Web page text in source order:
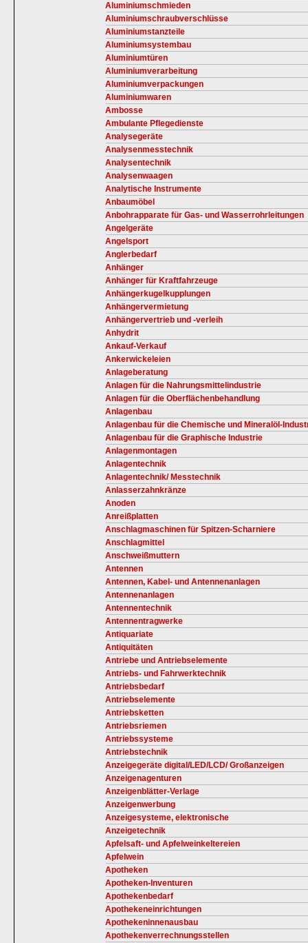
Aluminiumschmieden
Aluminiumschraubverschlüsse
Aluminiumstanzteile
Aluminiumsystembau
Aluminiumtüren
Aluminiumverarbeitung
Aluminiumverpackungen
Aluminiumwaren
Ambosse
Ambulante Pflegedienste
Analysegeräte
Analysenmesstechnik
Analysentechnik
Analysenwaagen
Analytische Instrumente
Anbaumöbel
Anbohrapparate für Gas- und Wasserrohrleitungen
Angelgeräte
Angelsport
Anglerbedarf
Anhänger
Anhänger für Kraftfahrzeuge
Anhängerkugelkupplungen
Anhängervermietung
Anhängervertrieb und -verleih
Anhydrit
Ankauf-Verkauf
Ankerwickeleien
Anlageberatung
Anlagen für die Nahrungsmittelindustrie
Anlagen für die Oberflächenbehandlung
Anlagenbau
Anlagenbau für die Chemische und Mineralöl-
Anlagenbau für die Graphische Industrie
Anlagenmontagen
Anlagentechnik
Anlagentechnik/ Messtechnik
Anlasserzahnkränze
Anoden
Anreißplatten
Anschlagmaschinen für Spitzen-Scharniere
Anschlagmittel
Anschweißmuttern
Antennen
Antennen, Kabel- und Antennenanlagen
Antennenanlagen
Antennentechnik
Antennentragwerke
Antiquariate
Antiquitäten
Antriebe und Antriebselemente
Antriebs- und Fahrwerktechnik
Antriebsbedarf
Antriebselemente
Antriebsketten
Antriebsriemen
Antriebssysteme
Antriebstechnik
Anzeigegeräte digital/LED/LCD/ Großanzeigen
Anzeigenagenturen
Anzeigenblätter-Verlage
Anzeigenwerbung
Anzeigesysteme, elektronische
Anzeigetechnik
Apfelsaft- und Apfelweinkeltereien
Apfelwein
Apotheken
Apotheken-Inventuren
Apothekenbedarf
Apothekeneinrichtungen
Apothekeninnenausbau
Apothekenverrechnungsstellen